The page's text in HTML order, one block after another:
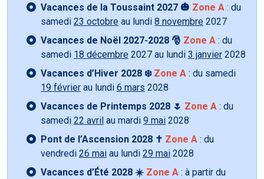
Vacances de la Toussaint 2027 🎃 Zone A : du
samedi 23 octobre au lundi 8 novembre 2027
Vacances de Noël 2027-2028 🎅 Zone A : du
samedi 18 décembre 2027 au lundi 3 janvier 2028
Vacances d’Hiver 2028 ❄️ Zone A : du samedi
19 février au lundi 6 mars 2028
Vacances de Printemps 2028 🌷 Zone A : du
samedi 22 avril au mardi 9 mai 2028
Pont de l’Ascension 2028 ✝️ Zone A : du
vendredi 26 mai au lundi 29 mai 2028
Vacances d’Été 2028 ☀️ Zone A : à partir du